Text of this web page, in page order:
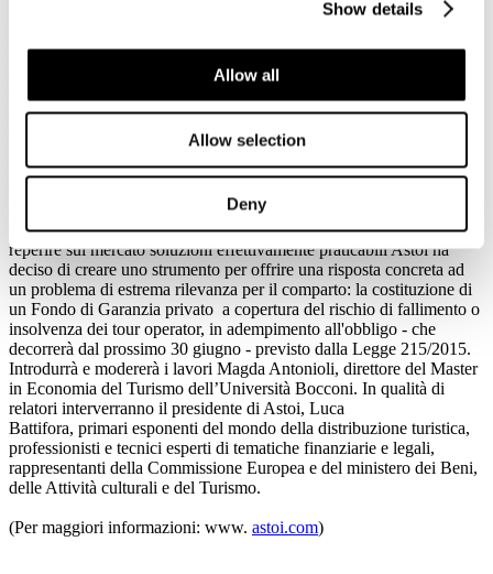
Show details
Allow all
Allow selection
Deny
Il 9 giugno Astoi Confindustria Viaggi organizza con il Master in
titolo: "Fondo di Garanzia e nuove normative: soluzioni e
opportunità per tour operator e agenzie di viaggi, nel mercato che
dell’Università Bocconi di Milano, vuole essere un momento di
confronto per fare il punto sulle principali tematiche riguardanti
la normativa nazionale ed europea in materia di pacchetti turistici e,
in particolare, sull'adempimento dell'obbligo di protezione
Considerando l'estrema difficoltà che le singole imprese hanno nel
reperire sul mercato soluzioni effettivamente praticabili Astoi ha
deciso di creare uno strumento per offrire una risposta concreta ad
un problema di estrema rilevanza per il comparto: la costituzione di
un Fondo di Garanzia privato a copertura del rischio di fallimento o
insolvenza dei tour operator, in adempimento all'obbligo - che
decorrerà dal prossimo 30 giugno - previsto dalla Legge 215/2015.
Introdurrà e modererà i lavori Magda Antonioli, direttore del Master
in Economia del Turismo dell’Università Bocconi. In qualità di
relatori interverranno il presidente di Astoi, Luca
Battifora, primari esponenti del mondo della distribuzione turistica,
professionisti e tecnici esperti di tematiche finanziarie e legali,
rappresentanti della Commissione Europea e del ministero dei Beni,
delle Attività culturali e del Turismo.
(Per maggiori informazioni: www. astoi.com)